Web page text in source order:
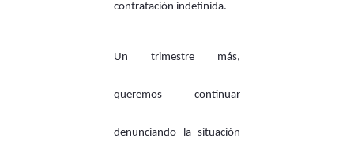
contratación indefinida.
Un trimestre más,
queremos continuar
denunciando la situación